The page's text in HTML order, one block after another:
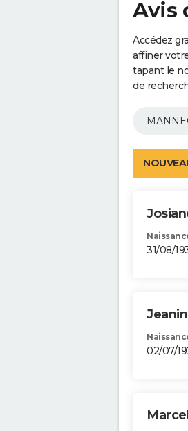
Avis
Accédez
affiner
tapant le
de
31/08/
02/07/